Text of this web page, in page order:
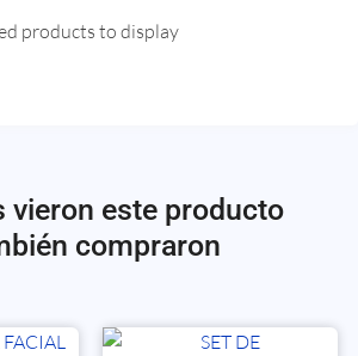
products to display
vieron este producto
compraron